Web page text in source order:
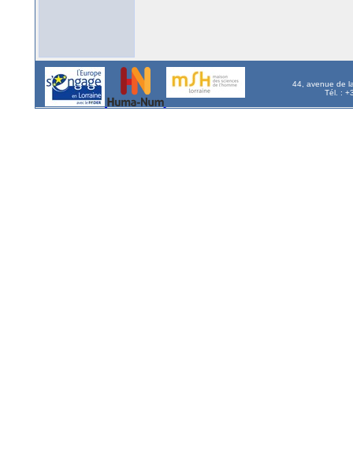
44, avenue de
Tél. :